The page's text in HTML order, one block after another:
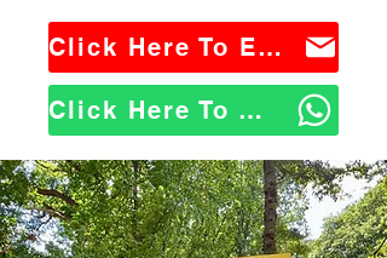
Click Here To Email Us
Click Here To WhatsApp Us